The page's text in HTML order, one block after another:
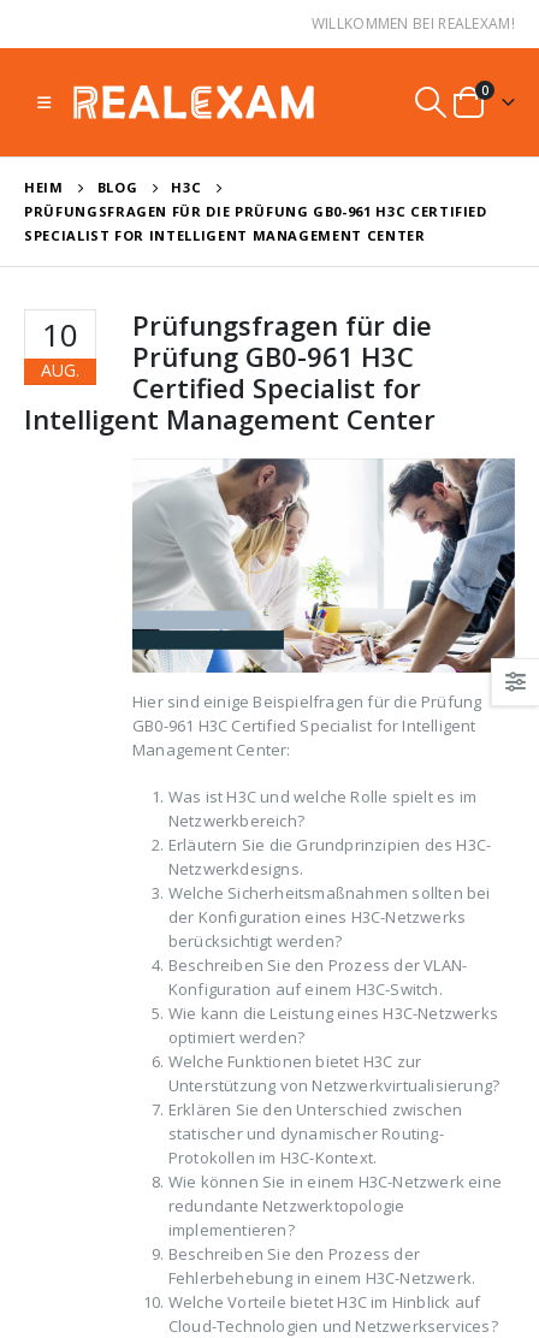
WILLKOMMEN BEI REALEXAM!
0
HEIM BLOG
H3C
PRÜFUNGSFRAGEN FÜR DIE PRÜFUNG GB0-961 H3C CERTIFIED
SPECIALIST FOR INTELLIGENT MANAGEMENT CENTER
10
AUG.
Prüfungsfragen für die
Prüfung GB0-961 H3C
Certified Specialist for
Intelligent Management Center
Hier sind einige Beispielfragen für die Prüfung
GB0-961 H3C Certified Specialist for Intelligent
Management Center:
Was ist H3C und welche Rolle spielt es im
Netzwerkbereich?
Erläutern Sie die Grundprinzipien des H3C-
Netzwerkdesigns.
Welche Sicherheitsmaßnahmen sollten bei
der Konfiguration eines H3C-Netzwerks
berücksichtigt werden?
Beschreiben Sie den Prozess der VLAN-
Konfiguration auf einem H3C-Switch.
Wie kann die Leistung eines H3C-Netzwerks
optimiert werden?
Welche Funktionen bietet H3C zur
Unterstützung von Netzwerkvirtualisierung?
Erklären Sie den Unterschied zwischen
statischer und dynamischer Routing-
Protokollen im H3C-Kontext.
Wie können Sie in einem H3C-Netzwerk eine
redundante Netzwerktopologie
implementieren?
Beschreiben Sie den Prozess der
Fehlerbehebung in einem H3C-Netzwerk.
Welche Vorteile bietet H3C im Hinblick auf
Cloud-Technologien und Netzwerkservices?